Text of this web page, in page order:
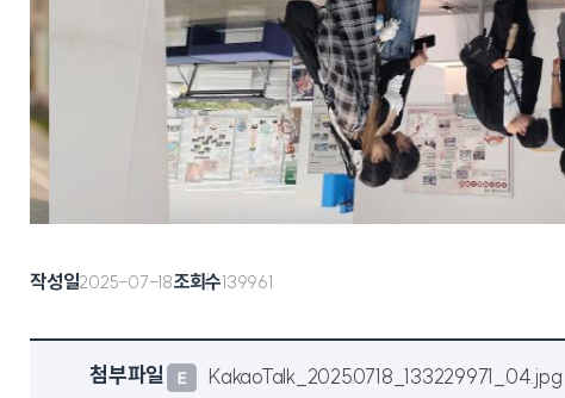
작성일2025-07-18조회수139961
첨부파일
KakaoTalk_20250718_133229971_04.jpg